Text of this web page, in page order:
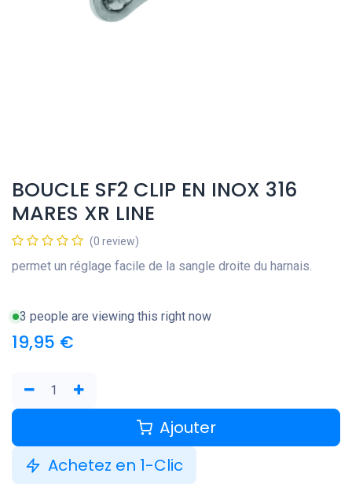
BOUCLE SF2 CLIP EN INOX 316
MARES XR LINE
(0 review)
permet un réglage facile de la sangle droite du harnais.
3 people are viewing this right now
19,95 €
Ajouter
Achetez en 1-Clic